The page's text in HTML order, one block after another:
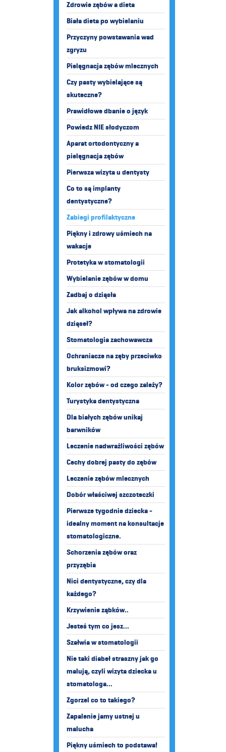
Zdrowie zębów a dieta
Biała dieta po wybielaniu
Przyczyny powstawania wad
zgryzu
Pielęgnacja zębów mlecznych
Czy pasty wybielające są
skuteczne?
Prawidłowe dbanie o język
Powiedz NIE słodyczom
Aparat ortodontyczny a
pielęgnacja zębów
Pierwsza wizyta u dentysty
Co to są implanty
dentystyczne?
Zabiegi profilaktyczne
Piękny i zdrowy uśmiech na
wakacje
Protetyka w stomatologii
Wybielanie zębów w domu
Zadbaj o dziąsła
Jak alkohol wpływa na zdrowie
dziąseł?
Stomatologia zachowawcza
Ochraniacze na zęby przeciwko
bruksizmowi?
Kolor zębów - od czego zależy?
Turystyka dentystyczna
Dla białych zębów unikaj
barwników
Leczenie nadwrażliwości zębów
Cechy dobrej pasty do zębów
Leczenie zębów mlecznych
Dobór właściwej szczoteczki
Pierwsze tygodnie dziecka -
idealny moment na konsultacje
stomatologiczne.
Schorzenia zębów oraz
przyzębia
Nici dentystyczne, czy dla
każdego?
Krzywienie ząbków..
Jesteś tym co jesz...
Szałwia w stomatologii
Nie taki diabeł straszny jak go
malują, czyli wizyta dziecka u
stomatologa...
Zgorzel co to takiego?
Zapalenie jamy ustnej u
malucha
Piękny uśmiech to podstawa!